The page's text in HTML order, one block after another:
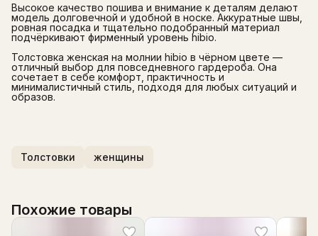
Высокое качество пошива и внимание к деталям делают
модель долговечной и удобной в носке. Аккуратные швы,
ровная посадка и тщательно подобранный материал
подчёркивают фирменный уровень hibio.
Толстовка женская на молнии hibio в чёрном цвете —
отличный выбор для повседневного гардероба. Она
сочетает в себе комфорт, практичность и
минималистичный стиль, подходя для любых ситуаций и
образов.
Толстовки женщины
Похожие товары